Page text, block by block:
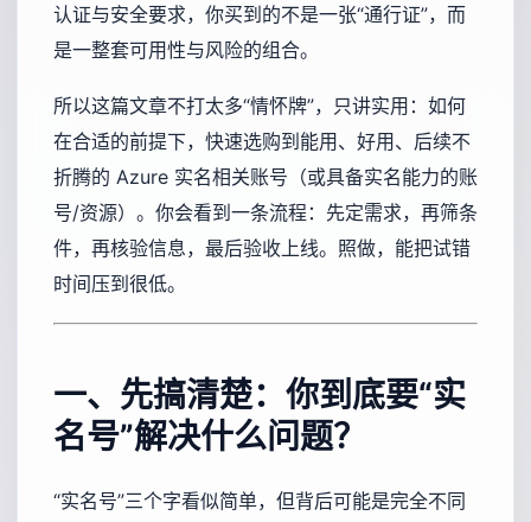
认证与安全要求，你买到的不是一张“通行证”，而
是一整套可用性与风险的组合。
所以这篇文章不打太多“情怀牌”，只讲实用：如何
在合适的前提下，快速选购到能用、好用、后续不
折腾的 Azure 实名相关账号（或具备实名能力的账
号/资源）。你会看到一条流程：先定需求，再筛条
件，再核验信息，最后验收上线。照做，能把试错
时间压到很低。
一、先搞清楚：你到底要“实
名号”解决什么问题？
“实名号”三个字看似简单，但背后可能是完全不同